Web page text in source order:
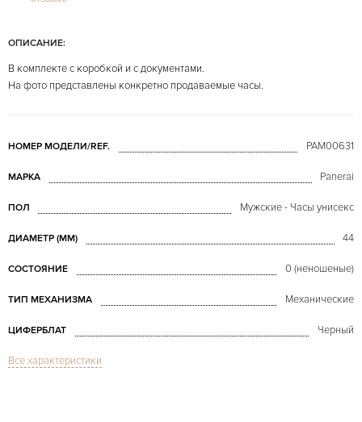
ОПИСАНИЕ:
В комплекте с коробкой и с документами.
На фото представлены конкретно продаваемые часы.
НОМЕР МОДЕЛИ/REF. PAM00631
МАРКА Panerai
ПОЛ Мужские - Часы унисекс
ДИАМЕТР (MM) 44
СОСТОЯНИЕ 0 (неношеные)
ТИП МЕХАНИЗМА Механические
ЦИФЕРБЛАТ Черный
СТЕКЛО
Все характеристики